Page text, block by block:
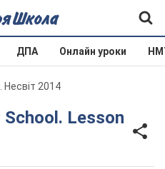
ДПА Онлайн уроки
Несвіт 2014